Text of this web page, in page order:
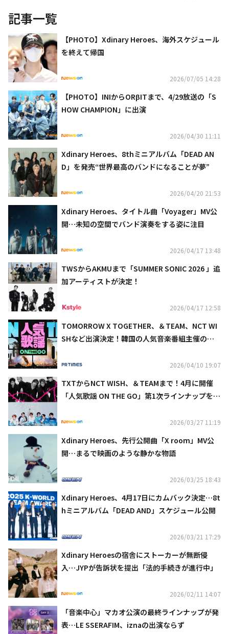
記事一覧
【PHOTO】Xdinary Heroes、海外スケジュール
を終えて帰国
2026/07/05 14:28
【PHOTO】INIからORβITまで、4/29放送の「S
HOW CHAMPION」に出演
2026/04/30 11:11
Xdinary Heroes、8thミニアルバム「DEAD AN
D」を発売“世界最高のバンドになることが夢”
2026/04/20 21:53
Xdinary Heroes、タイトル曲「Voyager」MV公
開…未知の空間でバンド演奏をする姿に注目
2026/04/17 13:48
TWSからAKMUまで「SUMMER SONIC 2026 」追
加アーティストが決定！
2026/04/17 12:58
TOMORROW X TOGETHER、＆TEAM、NCT WI
SHなど出演決定！韓国の人気音楽番組主催の公
で生配信
2026/04/10 19:07
TXTからNCT WISH、＆TEAMまで！4月に開催
「人気歌謡 ON THE GO」第1次ラインナップを公
2026/03/27 11:19
Xdinary Heroes、先行公開曲「X room」MV公
開…まるで映画のような静かな物語
2026/03/25 18:43
Xdinary Heroes、4月17日にカムバック決定…8t
hミニアルバム「DEAD AND」スケジュール公開
2026/03/21 17:29
Xdinary Heroesの宿舎にストーカーが無断侵
入…JYPが告訴状を提出「法的手続きが進行中」
2026/02/11 14:07
「音楽中心」マカオ公演の最終ラインナップが発
表…LE SSERAFIM、iznaの出演ならず